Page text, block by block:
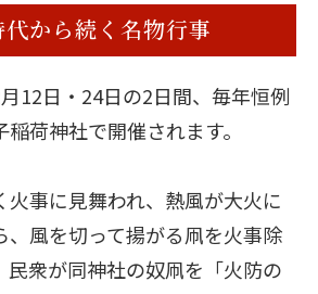
代から続く名物行事
12日・24日の2日間、毎年恒例
荷神社で開催されます。
火事に見舞われ、熱風が大火に
、風を切って揚がる凧を火事除
民衆が同神社の奴凧を「火防の